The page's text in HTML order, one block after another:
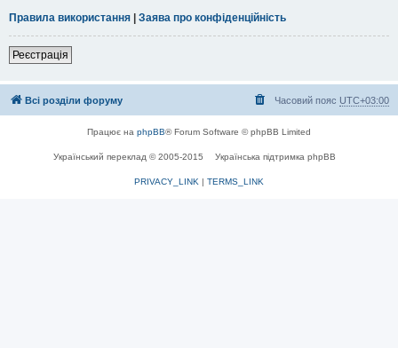
Правила використання | Заява про конфіденційність
Реєстрація
Всі розділи форуму Часовий пояс UTC+03:00
Працює на phpBB® Forum Software © phpBB Limited
Український переклад © 2005-2015 Українська підтримка phpBB
PRIVACY_LINK | TERMS_LINK